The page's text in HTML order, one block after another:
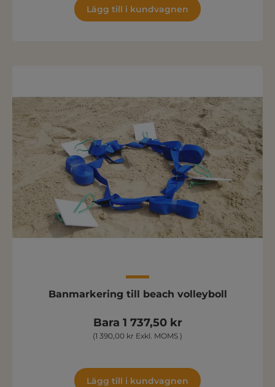
Lägg till i kundvagnen
Banmarkering till beach volleyboll
Bara 1 737,50 kr
(1 390,00 kr Exkl. MOMS )
Lägg till i kundvagnen